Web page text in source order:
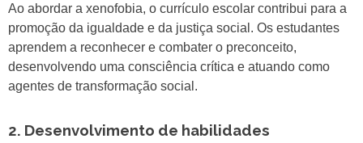
Ao abordar a xenofobia, o currículo escolar contribui para a
promoção da igualdade e da justiça social. Os estudantes
aprendem a reconhecer e combater o preconceito,
desenvolvendo uma consciência crítica e atuando como
agentes de transformação social.
2. Desenvolvimento de habilidades